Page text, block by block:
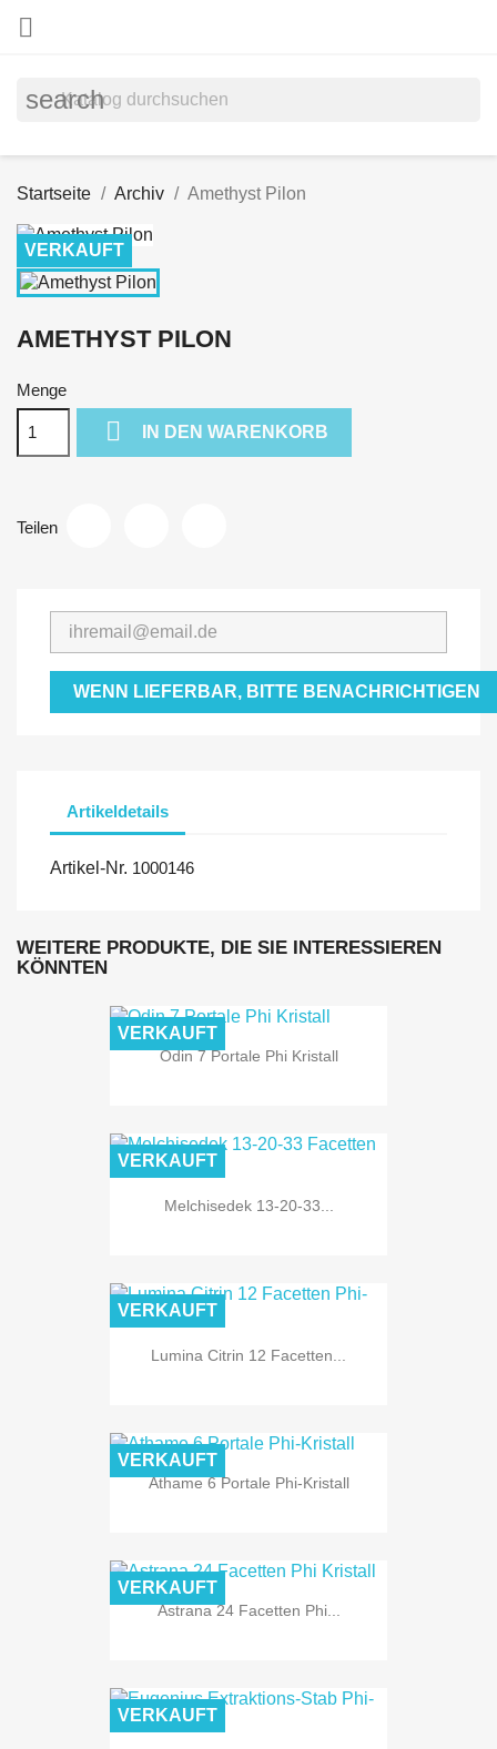

search
Startseite Archiv Amethyst Pilon
VERKAUFT
AMETHYST PILON
Menge
 IN DEN WARENKORB
Teilen
WENN LIEFERBAR, BITTE BENACHRICHTIGEN
Artikeldetails
Artikel-Nr. 1000146
WEITERE PRODUKTE, DIE SIE INTERESSIEREN
KÖNNTEN
Odin 7 Portale Phi Kristall
VERKAUFT
Melchisedek 13-20-33...
VERKAUFT
Lumina Citrin 12 Facetten...
VERKAUFT
Athame 6 Portale Phi-Kristall
VERKAUFT
Astrana 24 Facetten Phi...
VERKAUFT
VERKAUFT